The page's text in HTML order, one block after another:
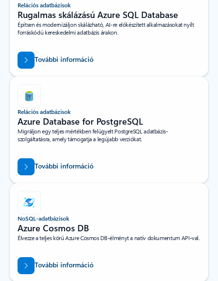
Relációs adatbázisok
Rugalmas skálázású Azure SQL Database
Építsen és modernizáljon skálázható, AI-re előkészített alkalmazásokat nyílt
forráskódú kereskedelmi adatbázis árakon.
További információ
Relációs adatbázisok
Azure Database for PostgreSQL
Migráljon egy teljes mértékben felügyelt PostgreSQL adatbázis-
szolgáltatásra, amely támogatja a legújabb verziókat.
További információ
NoSQL-adatbázisok
Azure Cosmos DB
Élvezze a teljes körű Azure Cosmos DB-élményt a natív dokumentum API-val.
További információ